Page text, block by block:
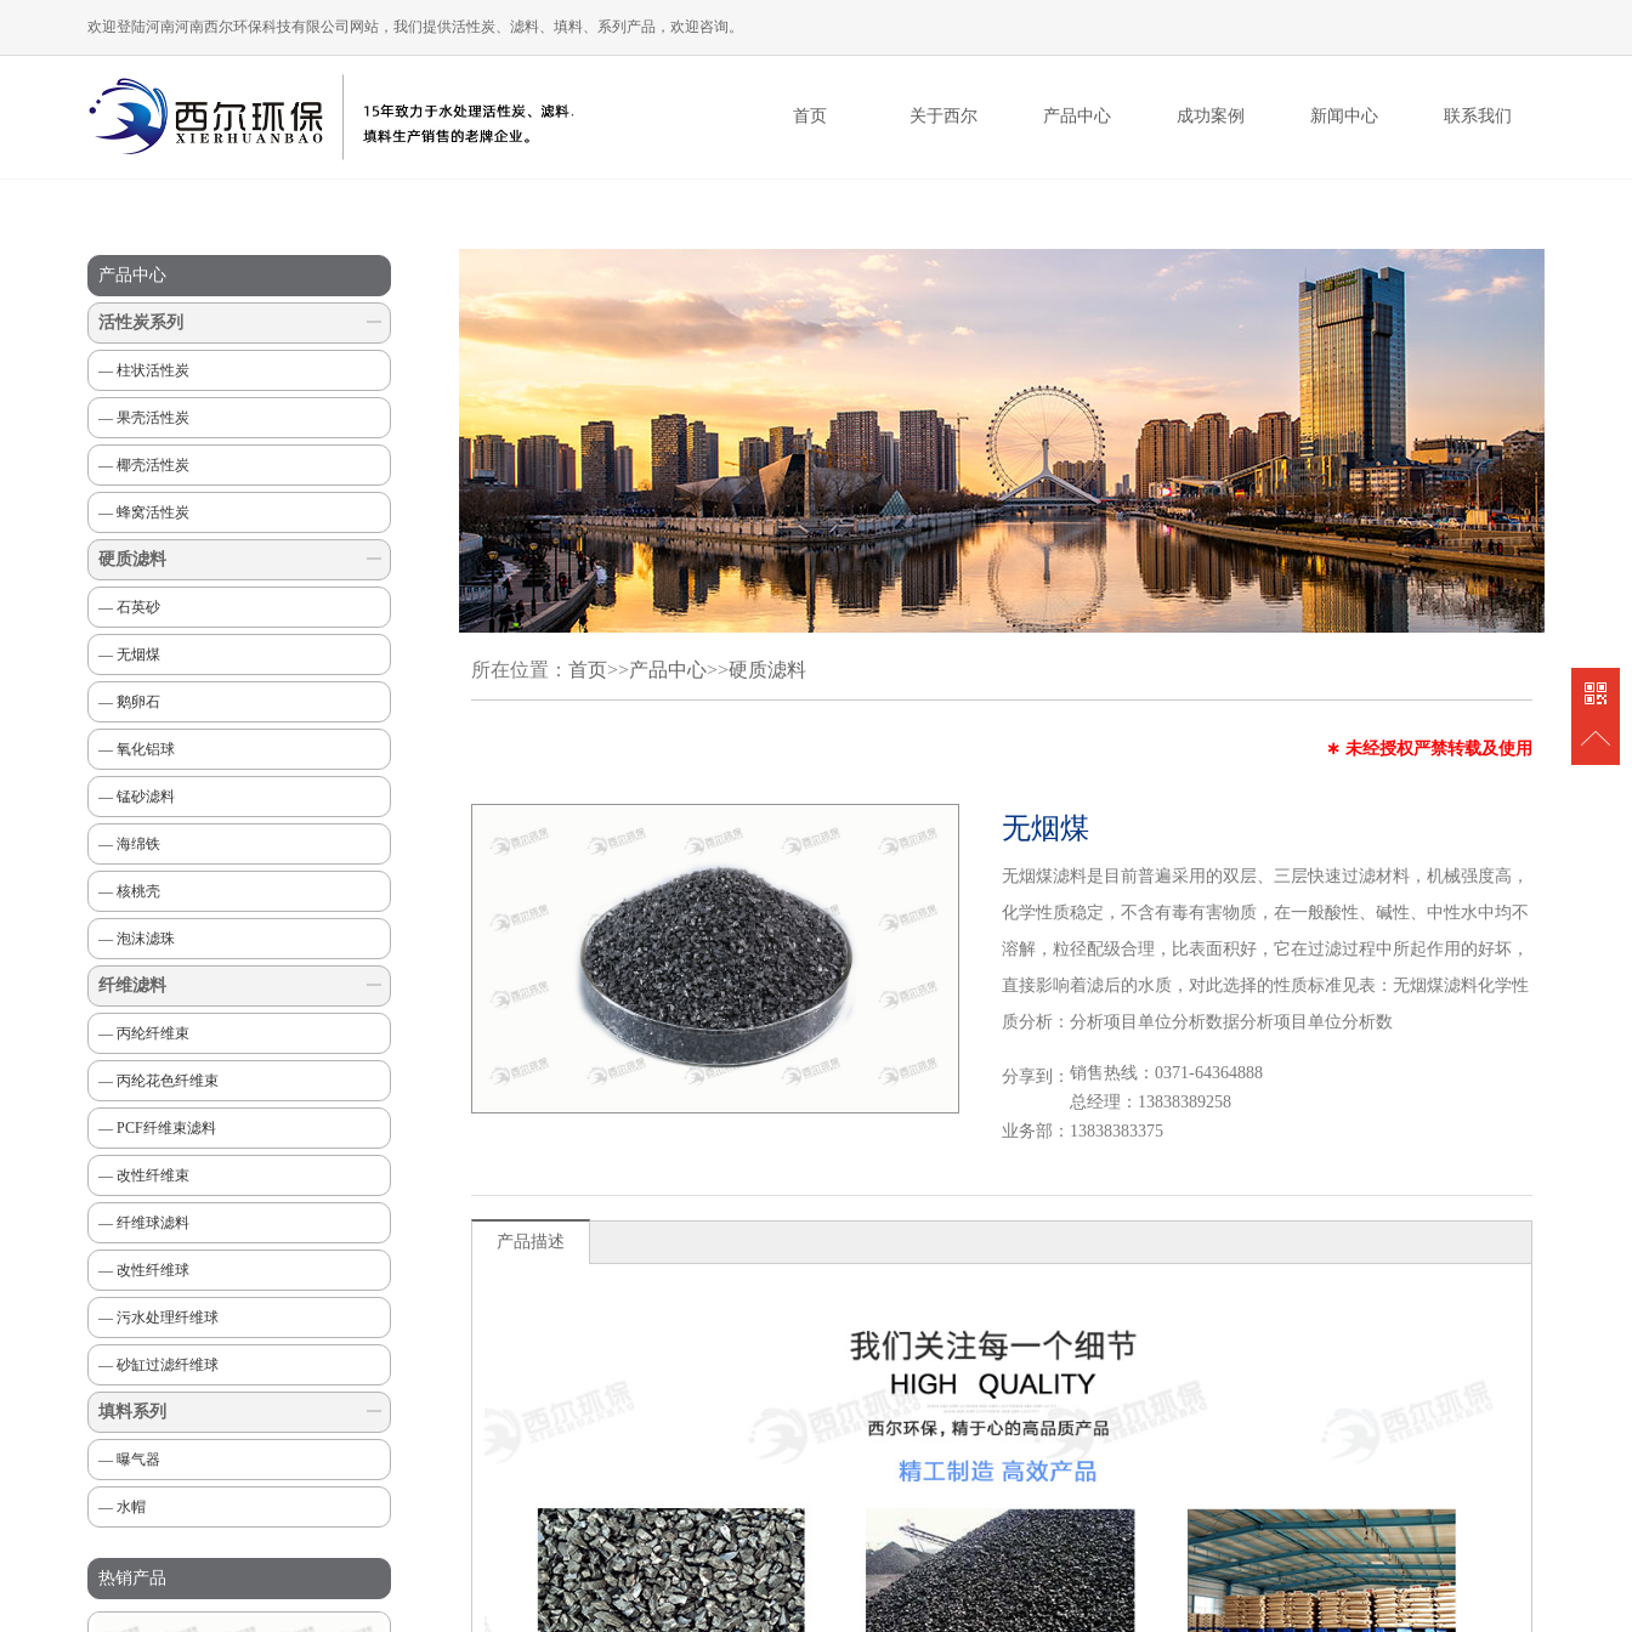
欢迎登陆河南河南西尔环保科技有限公司网站，我们提供活性炭、滤料、填料、系列产品，欢迎咨询。
首页 关于西尔 产品中心 成功案例 新闻中心 联系我们
产品中心
活性炭系列
— 柱状活性炭
— 果壳活性炭
— 椰壳活性炭
— 蜂窝活性炭
硬质滤料
— 石英砂
— 无烟煤
— 鹅卵石
— 氧化铝球
— 锰砂滤料
— 海绵铁
— 核桃壳
— 泡沫滤珠
纤维滤料
— 丙纶纤维束
— 丙纶花色纤维束
— PCF纤维束滤料
— 改性纤维束
— 纤维球滤料
— 改性纤维球
— 污水处理纤维球
— 砂缸过滤纤维球
填料系列
— 曝气器
— 水帽
热销产品
所在位置： 首页>>产品中心>>硬质滤料
∗ 未经授权严禁转载及使用
无烟煤
无烟煤滤料是目前普遍采用的双层、三层快速过滤材料，机械强度高，
化学性质稳定，不含有毒有害物质，在一般酸性、碱性、中性水中均不
溶解，粒径配级合理，比表面积好，它在过滤过程中所起作用的好坏，
直接影响着滤后的水质，对此选择的性质标准见表：无烟煤滤料化学性
质分析：分析项目单位分析数据分析项目单位分析数
分享到： 销售热线：0371-64364888
总经理：13838389258
业务部：13838383375
产品描述